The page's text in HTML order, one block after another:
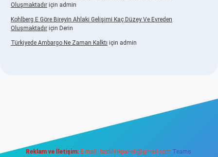
Oluşmaktadır için admin
Kohlberg E Göre Bireyin Ahlaki Gelişimi Kaç Düzey Ve Evreden
Oluşmaktadır için Derin
Türkiyede Ambargo Ne Zaman Kalktı için admin
Reklam ve İletişim: E-mail: backlinkpaneli@gmail.com Teams: